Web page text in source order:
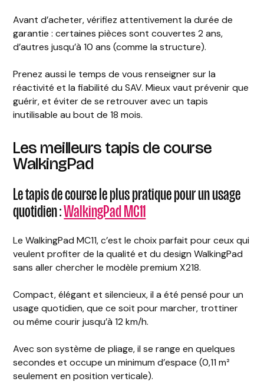
Avant d’acheter, vérifiez attentivement la durée de
garantie : certaines pièces sont couvertes 2 ans,
d’autres jusqu’à 10 ans (comme la structure).
Prenez aussi le temps de vous renseigner sur la
réactivité et la fiabilité du SAV. Mieux vaut prévenir que
guérir, et éviter de se retrouver avec un tapis
inutilisable au bout de 18 mois.
Les meilleurs tapis de course
WalkingPad
Le tapis de course le plus pratique pour un usage
quotidien :WalkingPad MC11
Le WalkingPad MC11, c’est le choix parfait pour ceux qui
veulent profiter de la qualité et du design WalkingPad
sans aller chercher le modèle premium X218.
Compact, élégant et silencieux, il a été pensé pour un
usage quotidien, que ce soit pour marcher, trottiner
ou même courir jusqu’à 12 km/h.
Avec son système de pliage, il se range en quelques
secondes et occupe un minimum d’espace (0,11 m²
seulement en position verticale).